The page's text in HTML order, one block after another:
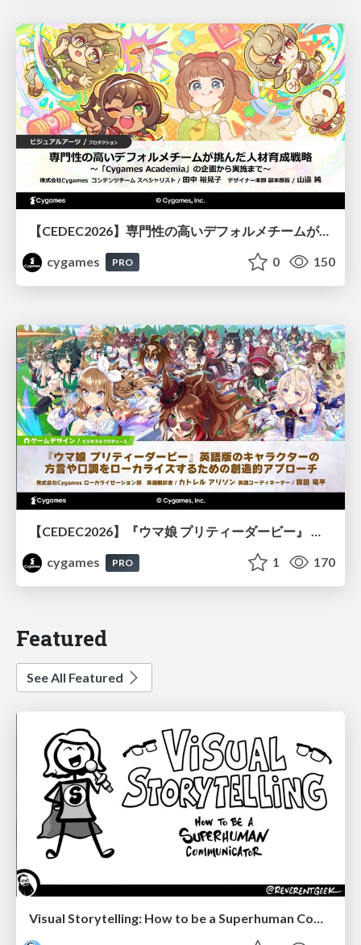
【CEDEC2026】専門性の高いデフォルメチームが挑んだ人材育成戦略 〜Cygames Academiaの企画から実施まで〜
cygames
PRO 0 150
【CEDEC2026】『ウマ娘 プリティーダービー』 英語版のキャラクターの方言や口調をローカライズするための創造的アプローチ
cygames
PRO 1 170
Featured
See All Featured
Visual Storytelling: How to be a Superhuman Communicator